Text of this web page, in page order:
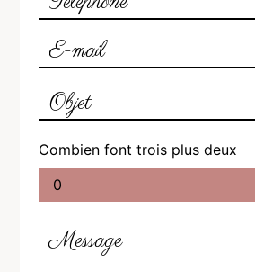
Combien font trois plus deux